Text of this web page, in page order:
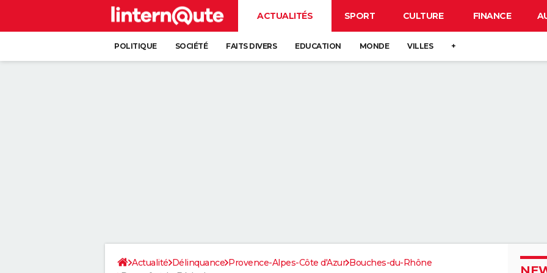
ACTUALITÉS SPORT CULTURE FINANCE
POLITIQUE SOCIÉTÉ FAITS DIVERS EDUCATION MONDE VILLES +
Actualité Délinquance Provence-Alpes-Côte d'Azur Bouches-du-Rhône